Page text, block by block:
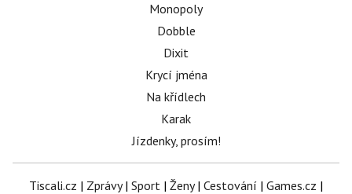
Monopoly
Dobble
Dixit
Krycí jména
Na křídlech
Karak
Jízdenky, prosím!
Tiscali.cz | Zprávy| Sport | Ženy| Cestování | Games.cz |